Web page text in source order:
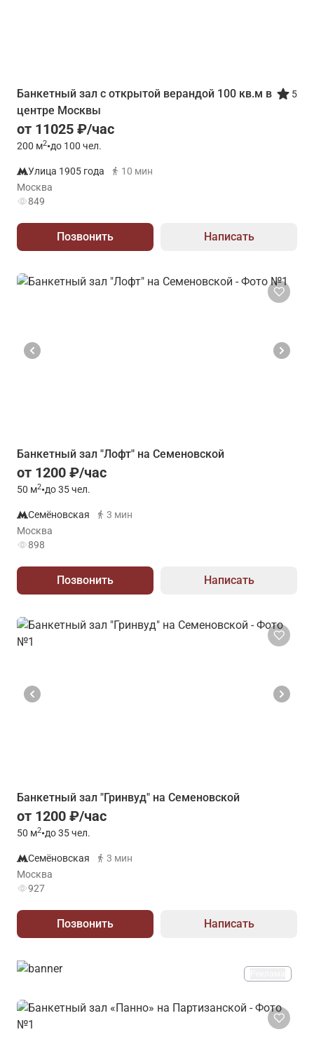
Банкетный зал с oткрытой вeрaндой 100 кв.м в
центре Москвы
от 11025 ₽/час
200 м2•до 100 чел.
5
Улица 1905 года
10 мин
Москва
849
Позвонить Написать
Банкетный зал "Лофт" на Семеновской
от 1200 ₽/час
50 м2•до 35 чел.
Семёновская
3 мин
Москва
898
Позвонить Написать
Банкетный зал "Гринвуд" на Семеновской
от 1200 ₽/час
50 м2•до 35 чел.
Семёновская
3 мин
Москва
927
Позвонить Написать